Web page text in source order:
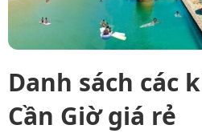
Danh sách các
Cần Giờ giá rẻ